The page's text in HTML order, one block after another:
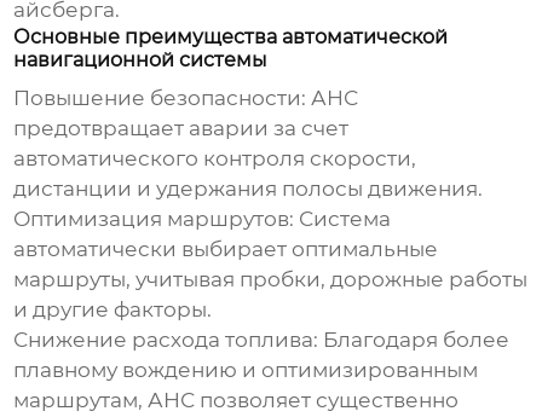
айсберга.
Основные преимущества автоматической
навигационной системы
Повышение безопасности: АНС
предотвращает аварии за счет
автоматического контроля скорости,
дистанции и удержания полосы движения.
Оптимизация маршрутов: Система
автоматически выбирает оптимальные
маршруты, учитывая пробки, дорожные работы
и другие факторы.
Снижение расхода топлива: Благодаря более
плавному вождению и оптимизированным
маршрутам, АНС позволяет существенно